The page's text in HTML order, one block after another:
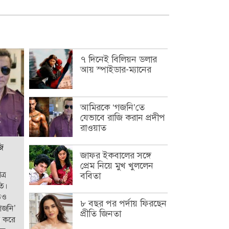
করে
৭ দিনেই বিলিয়ন ডলার
আয় স্পাইডার-ম্যানের
আমিরকে ‘গজনি’তে
যেভাবে রাজি করান প্রদীপ
রাওয়াত
জাফর ইকবালের সঙ্গে
প্রেম নিয়ে মুখ খুললেন
ববিতা
৮ বছর পর পর্দায় ফিরছেন
প্রীতি জিনতা